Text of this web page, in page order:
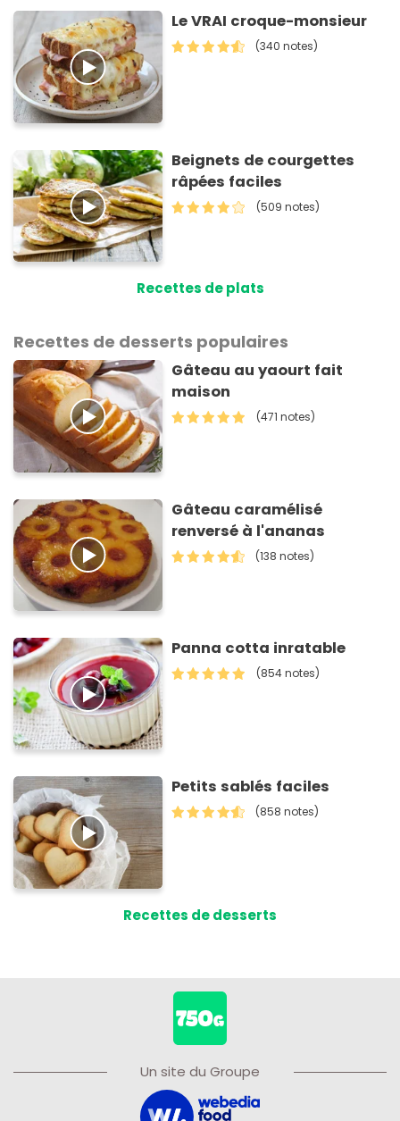
Le VRAI croque-monsieur
(340 notes)
Beignets de courgettes
râpées faciles
(509 notes)
Recettes de plats
Recettes de desserts populaires
Gâteau au yaourt fait
maison
(471 notes)
Gâteau caramélisé
renversé à l'ananas
(138 notes)
Panna cotta inratable
(854 notes)
Petits sablés faciles
(858 notes)
Recettes de desserts
Un site du Groupe